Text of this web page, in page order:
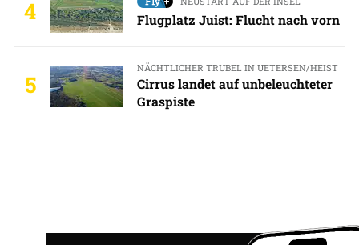
4 Flugplatz Juist: Flucht nach vorn
5
NÄCHTLICHER TRUBEL IN UETERSEN/HEIST
Cirrus landet auf unbeleuchteter
Graspiste